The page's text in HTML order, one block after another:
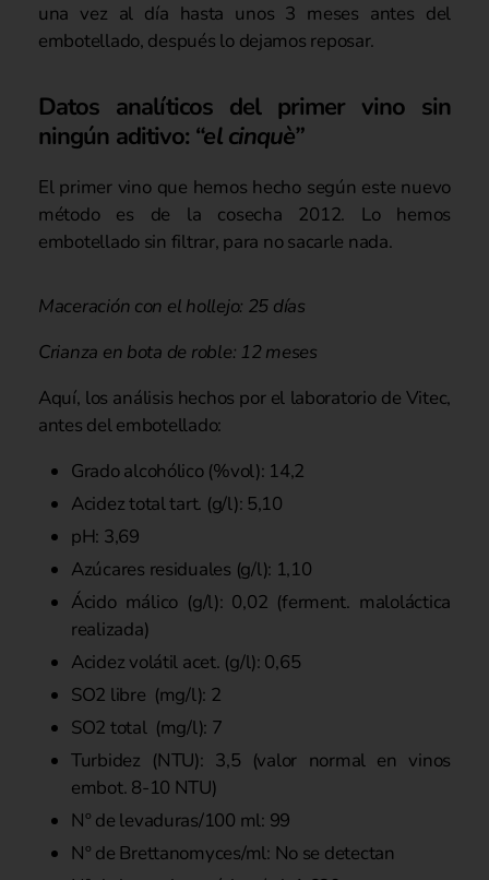
una vez al día hasta unos 3 meses antes del
embotellado, después lo dejamos reposar.
Datos analíticos del primer vino sin
ningún aditivo: “el cinquè”
El primer vino que hemos hecho según este nuevo
método es de la cosecha 2012. Lo hemos
embotellado sin filtrar, para no sacarle nada.
Maceración con el hollejo: 25 días
Crianza en bota de roble: 12 meses
Aquí, los análisis hechos por el laboratorio de Vitec,
antes del embotellado:
Grado alcohólico (%vol): 14,2
Acidez total tart. (g/l): 5,10
pH: 3,69
Azúcares residuales (g/l): 1,10
Ácido málico (g/l): 0,02 (ferment. maloláctica
realizada)
Acidez volátil acet. (g/l): 0,65
SO2 libre (mg/l): 2
SO2 total (mg/l): 7
Turbidez (NTU): 3,5 (valor normal en vinos
embot. 8-10 NTU)
Nº de levaduras/100 ml: 99
Nº de Brettanomyces/ml: No se detectan